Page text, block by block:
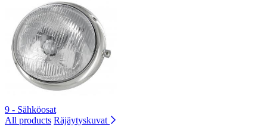
9 - Sähköosat
All products Räjäytyskuvat